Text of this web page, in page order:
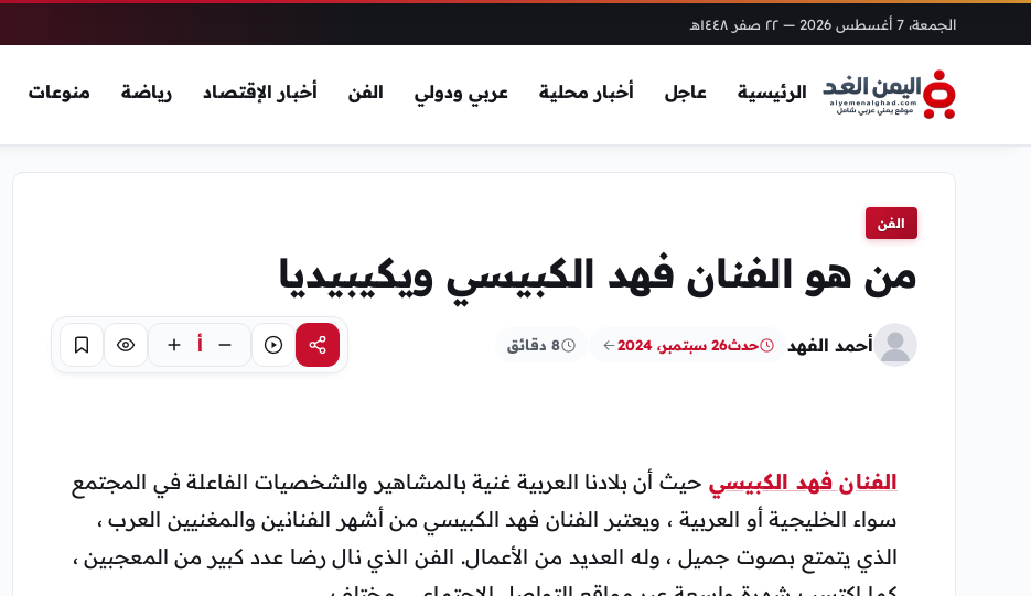
الجمعة، 7 أغسطس 2026 — ٢٢ صفر ١٤٤٨هـ
الرئيسية عاجل أخبار محلية عربي ودولي الفن أخبار الإقتصاد رياضة منوعات
الفن
من هو الفنان فهد الكبيسي ويكيبيديا
أحمد الفهد حدث26 سبتمبر، 2024 8 دقائق مشاركةاستماع أ تركيز حفظ
الفنان فهد الكبيسي حيث أن بلادنا العربية غنية بالمشاهير والشخصيات الفاعلة في المجتمع
سواء الخليجية أو العربية ، ويعتبر الفنان فهد الكبيسي من أشهر الفنانين والمغنيين العرب ،
الذي يتمتع بصوت جميل ، وله العديد من الأعمال. الفن الذي نال رضا عدد كبير من المعجبين ،